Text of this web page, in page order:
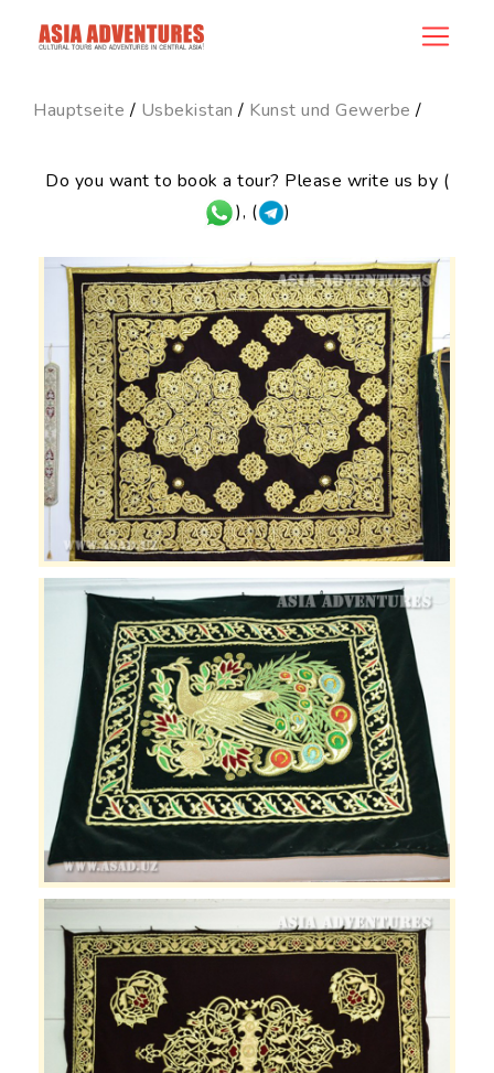
news_id
Hauptseite / Usbekistan / Kunst und Gewerbe /
Do you want to book a tour? Please write us by (
), (
)